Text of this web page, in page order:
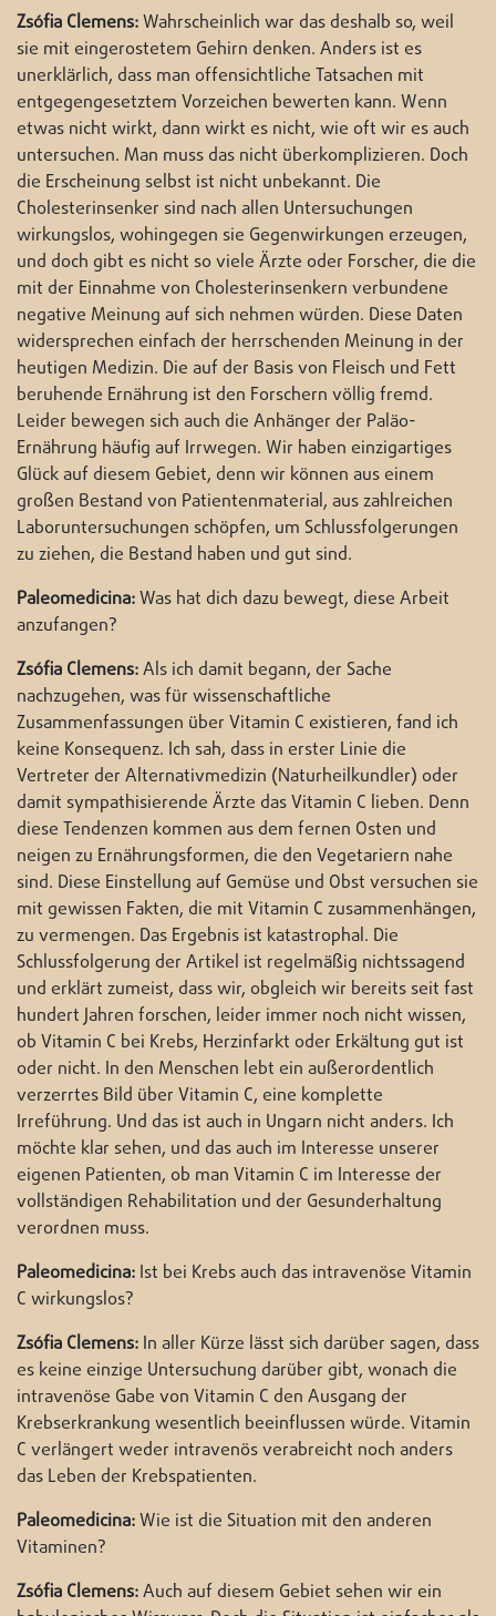
Zsófia Clemens:Wahrscheinlich war das deshalb so, weil
sie mit eingerostetem Gehirn denken. Anders ist es
unerklärlich, dass man offensichtliche Tatsachen mit
entgegengesetztem Vorzeichen bewerten kann. Wenn
etwas nicht wirkt, dann wirkt es nicht, wie oft wir es auch
untersuchen. Man muss das nicht überkomplizieren. Doch
die Erscheinung selbst ist nicht unbekannt. Die
Cholesterinsenker sind nach allen Untersuchungen
wirkungslos, wohingegen sie Gegenwirkungen erzeugen,
und doch gibt es nicht so viele Ärzte oder Forscher, die die
mit der Einnahme von Cholesterinsenkern verbundene
negative Meinung auf sich nehmen würden. Diese Daten
widersprechen einfach der herrschenden Meinung in der
heutigen Medizin. Die auf der Basis von Fleisch und Fett
beruhende Ernährung ist den Forschern völlig fremd.
Leider bewegen sich auch die Anhänger der Paläo-
Ernährung häufig auf Irrwegen. Wir haben einzigartiges
Glück auf diesem Gebiet, denn wir können aus einem
großen Bestand von Patientenmaterial, aus zahlreichen
Laboruntersuchungen schöpfen, um Schlussfolgerungen
zu ziehen, die Bestand haben und gut sind.
Paleomedicina:Was hat dich dazu bewegt, diese Arbeit
anzufangen?
Zsófia Clemens:Als ich damit begann, der Sache
nachzugehen, was für wissenschaftliche
Zusammenfassungen über Vitamin C existieren, fand ich
keine Konsequenz. Ich sah, dass in erster Linie die
Vertreter der Alternativmedizin (Naturheilkundler) oder
damit sympathisierende Ärzte das Vitamin C lieben. Denn
diese Tendenzen kommen aus dem fernen Osten und
neigen zu Ernährungsformen, die den Vegetariern nahe
sind. Diese Einstellung auf Gemüse und Obst versuchen sie
mit gewissen Fakten, die mit Vitamin C zusammenhängen,
zu vermengen. Das Ergebnis ist katastrophal. Die
Schlussfolgerung der Artikel ist regelmäßig nichtssagend
und erklärt zumeist, dass wir, obgleich wir bereits seit fast
hundert Jahren forschen, leider immer noch nicht wissen,
ob Vitamin C bei Krebs, Herzinfarkt oder Erkältung gut ist
oder nicht. In den Menschen lebt ein außerordentlich
verzerrtes Bild über Vitamin C, eine komplette
Irreführung. Und das ist auch in Ungarn nicht anders. Ich
möchte klar sehen, und das auch im Interesse unserer
eigenen Patienten, ob man Vitamin C im Interesse der
vollständigen Rehabilitation und der Gesunderhaltung
verordnen muss.
Paleomedicina: Ist bei Krebs auch das intravenöse Vitamin
C wirkungslos?
Zsófia Clemens: In aller Kürze lässt sich darüber sagen, dass
es keine einzige Untersuchung darüber gibt, wonach die
intravenöse Gabe von Vitamin C den Ausgang der
Krebserkrankung wesentlich beeinflussen würde. Vitamin
C verlängert weder intravenös verabreicht noch anders
das Leben der Krebspatienten.
Paleomedicina:Wie ist die Situation mit den anderen
Vitaminen?
Zsófia Clemens:Auch auf diesem Gebiet sehen wir ein